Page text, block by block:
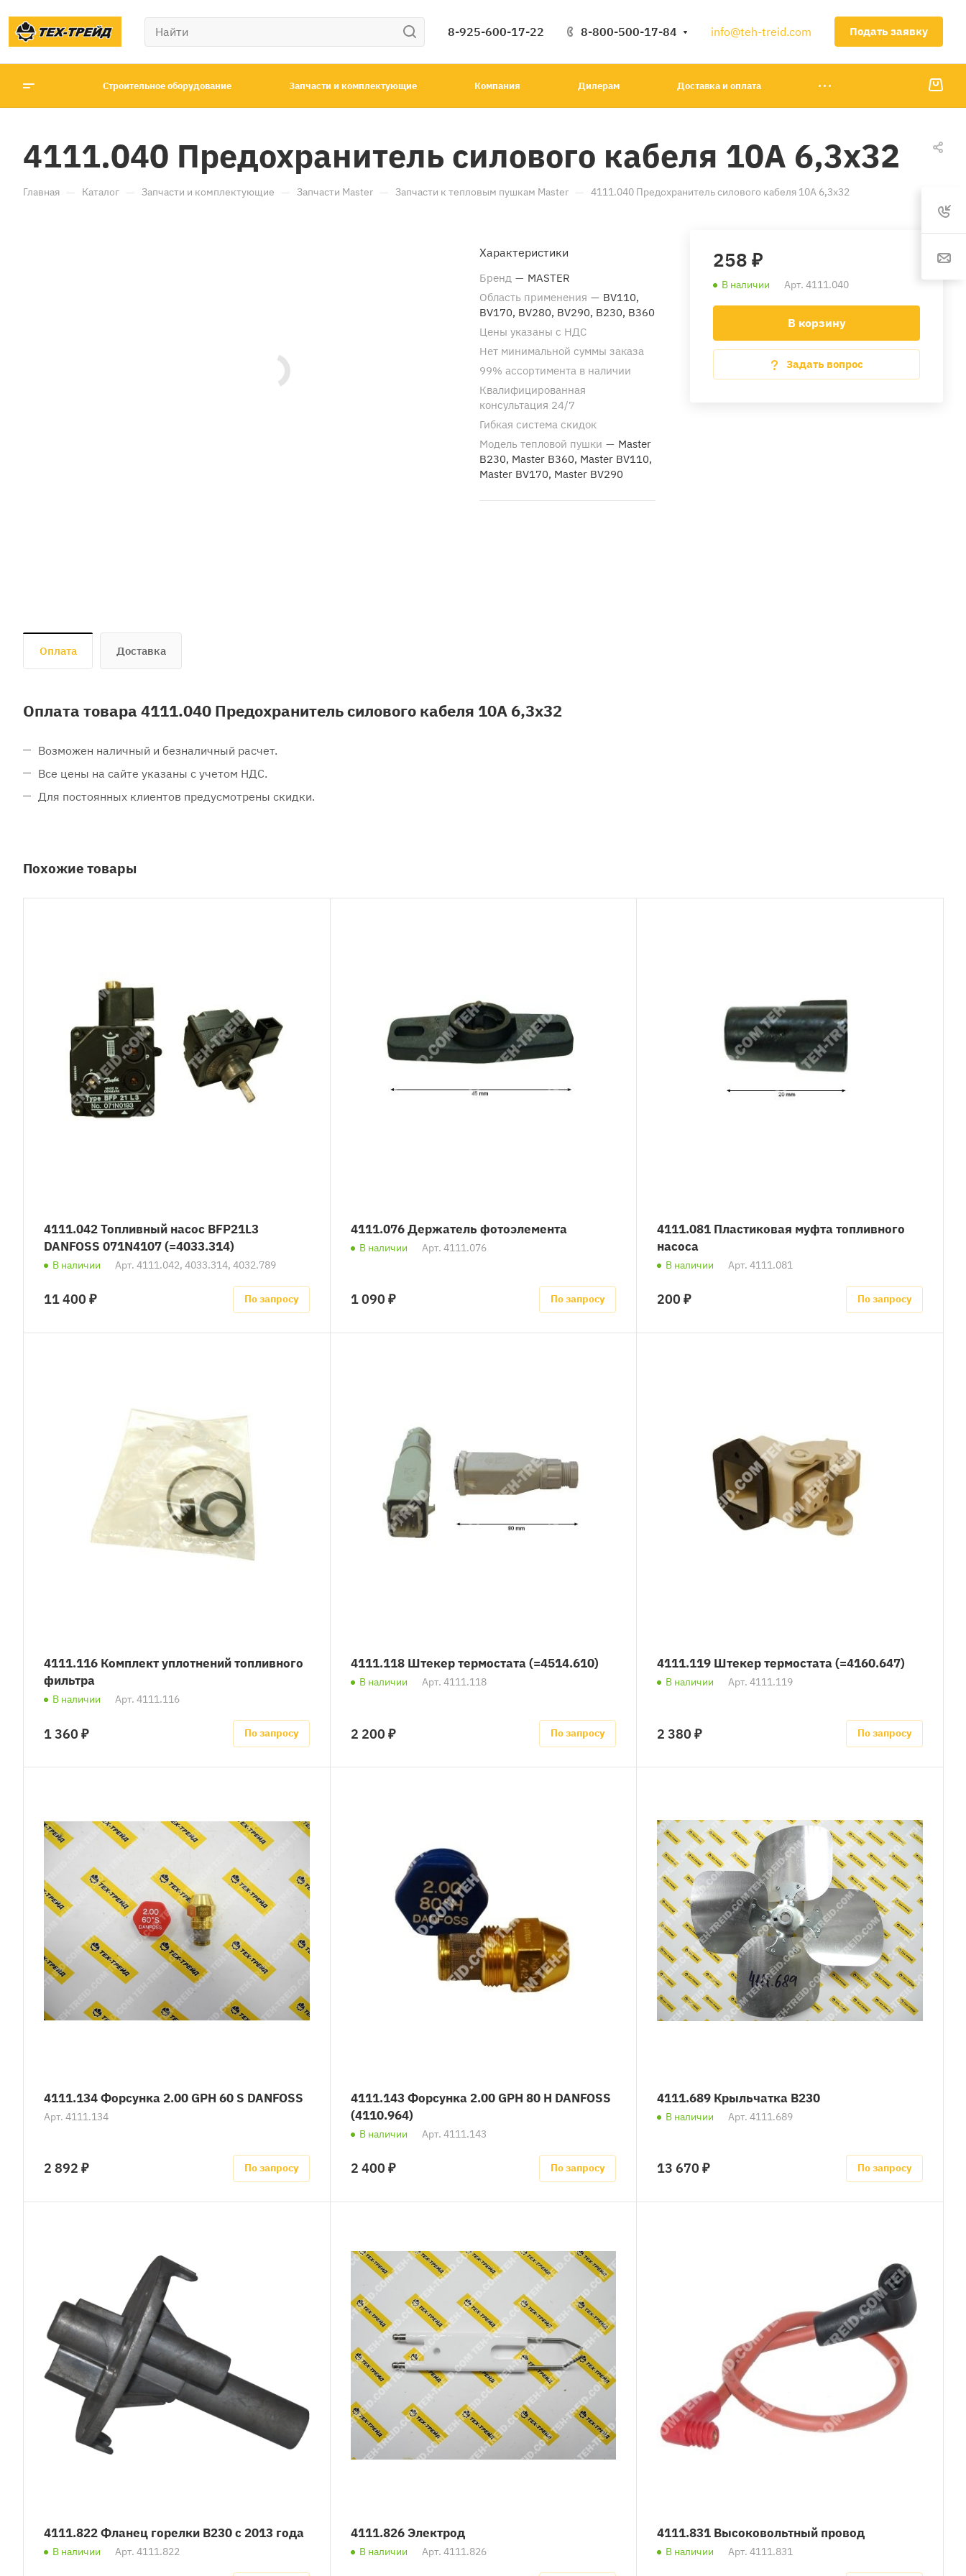
8-925-600-17-22 8-800-500-17-84 info@teh-treid.com Подать заявку
Строительное оборудование Запчасти и комплектующие Компания Дилерам Доставка и оплата
4111.040 Предохранитель силового кабеля 10А 6,3x32
Главная — Каталог — Запчасти и комплектующие — Запчасти Master — Запчасти к тепловым пушкам Master — 4111.040 Предохранитель силового кабеля 10А 6,3x32
258 ₽
В наличии Арт. 4111.040
В корзину
Задать вопрос
Характеристики
Бренд — MASTER
Область применения — BV110,
BV170, BV280, BV290, B230, B360
Цены указаны с НДС
Нет минимальной суммы заказа
99% ассортимента в наличии
Квалифицированная
консультация 24/7
Гибкая система скидок
Модель тепловой пушки — Master
B230, Master B360, Master BV110,
Master BV170, Master BV290
Оплата Доставка
Оплата товара 4111.040 Предохранитель силового кабеля 10А 6,3x32
Возможен наличный и безналичный расчет.
Все цены на сайте указаны с учетом НДС.
Для постоянных клиентов предусмотрены скидки.
Похожие товары
4111.042 Топливный насос BFP21L3
DANFOSS 071N4107 (=4033.314)
В наличии Арт. 4111.042, 4033.314, 4032.789
11 400 ₽ По запросу
4111.076 Держатель фотоэлемента
В наличии Арт. 4111.076
1 090 ₽ По запросу
4111.081 Пластиковая муфта топливного
насоса
В наличии Арт.4111.081
200 ₽ По запросу
4111.116 Комплект уплотнений топливного
фильтра
В наличии Арт. 4111.116
1 360 ₽ По запросу
4111.118 Штекер термостата (=4514.610)
В наличии Арт. 4111.118
2 200 ₽ По запросу
4111.119 Штекер термостата (=4160.647)
В наличии Арт.4111.119
2 380 ₽ По запросу
4111.134 Форсунка 2.00 GPH 60 S DANFOSS
Арт. 4111.134
2 892 ₽ По запросу
4111.143 Форсунка 2.00 GPH 80 H DANFOSS
(4110.964)
В наличии Арт. 4111.143
2 400 ₽ По запросу
4111.689 Крыльчатка B230
В наличии Арт.4111.689
13 670 ₽ По запросу
4111.822 Фланец горелки B230 с 2013 года
В наличии Арт. 4111.822
4111.826 Электрод
В наличии Арт. 4111.826
4111.831 Высоковольтный провод
В наличии Арт.4111.831